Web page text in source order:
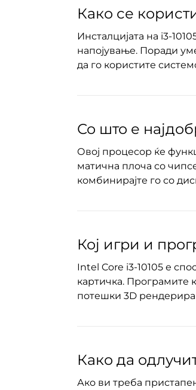
Како се
Инсталцијата на i3-
напојување. Поради
да го користите
Со што е
Овој процесор ќе
матична плоча со
комбинирајте го со
Кој игри и
Intel Core i3-10105 е
картичка. Програмите
потешки 3D
Како да
Ако ви треба